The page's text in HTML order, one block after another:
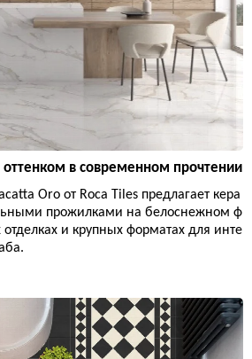
оттенком в современном прочтении
Oro от Roca Tiles предлагает кера
прожилками на белоснежном ф
и крупных форматах для инте